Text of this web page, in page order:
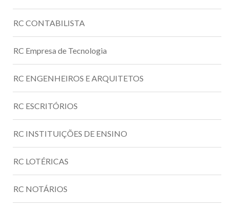
RC CONTABILISTA
RC Empresa de Tecnologia
RC ENGENHEIROS E ARQUITETOS
RC ESCRITÓRIOS
RC INSTITUIÇÕES DE ENSINO
RC LOTÉRICAS
RC NOTÁRIOS